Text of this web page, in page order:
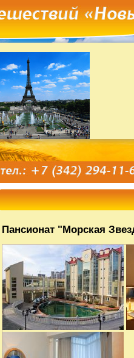
Пансионат "Морская